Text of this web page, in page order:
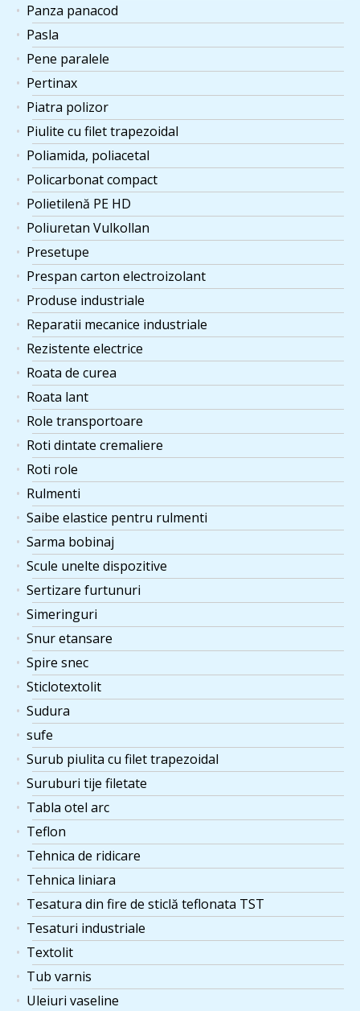
×
CONTOR APA RECE
CU MECANISM UMED
(R160) pre-echipat
×
Bara bronz diametru
26x3000 mm
CUSN7ZN4PB7-C-GC,
pret pe kg, minim 3 kg.
×
Capac din aluminiu
pentru mascare sifon
D190x30 mm.Pret pe
bucata.
387lei
×
Brida cablu 14mm DIN
741, 10 buc.
72lei
×
Bara bronz MM
CUSN7ZN4PB7-C-GC
D41x500mm, 5.95 Kg.
1 ×
×
Amortizor tip 1 M6x18mm
55 Sha, pret pe bucata
minim 5 buc.
×
DN40 PN16, 92x49x3
mm, set 10 buc.Pret pe
set.
1 ×
×
Cuplaj cu gheare din
fonta 28/38 Trasco.Pret
pe set.
265lei
×
Acoperire cu poliureata
roti metalice antrenare
linie productie D 120 x
d100 x 40 mm, pret pe
1 ×
×
Material filtrant 200 gr ,
1.3 kg
188lei
×
Panza filtru ulei vegetal
latime 73cm
lungime10m.
1 ×
×
Tub din cauciuc pentru
instalatia ventilatie aer
diametrul 100x100 mm.
40 lei
×
doua brațe și suruburi de
strângere fixare,
deschiderea fălcilor 24-
133lei
Panza panacod
Pasla
Pene paralele
Pertinax
Piatra polizor
Piulite cu filet trapezoidal
Poliamida, poliacetal
Policarbonat compact
Polietilenă PE HD
Poliuretan Vulkollan
Presetupe
Prespan carton electroizolant
Produse industriale
Reparatii mecanice industriale
Rezistente electrice
Roata de curea
Roata lant
Role transportoare
Roti dintate cremaliere
Roti role
Rulmenti
Saibe elastice pentru rulmenti
Sarma bobinaj
Scule unelte dispozitive
Sertizare furtunuri
Simeringuri
Snur etansare
Spire snec
Sticlotextolit
Sudura
sufe
Surub piulita cu filet trapezoidal
Suruburi tije filetate
Tabla otel arc
Teflon
Tehnica de ridicare
Tehnica liniara
Tesatura din fire de sticlă teflonata TST
Tesaturi industriale
Textolit
Tub varnis
Uleiuri vaseline